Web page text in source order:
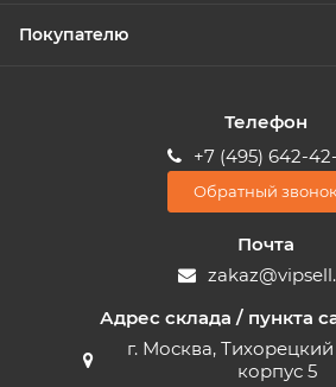
Покупателю
Телефон
+7 (495) 642-
Обратный звонок
Почта
Адрес склада / пункта
г. Москва, Тихорецкий
корпус 5